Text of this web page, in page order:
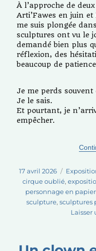
À l’approche de
Arti’Fawes en juin
me suis plongée
sculptures ont vu le
demandé bien plus
réflexion, des
beaucoup de
Je me perds
Je le sais.
Et pourtant, je
empêcher.
Publié
le
17 avril 2026
cirque oublié,
personnage en
sculpture, sculptures
Laisser